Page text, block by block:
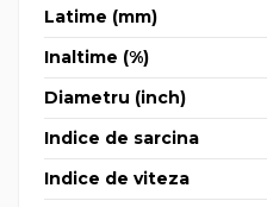
Latime (mm)
Inaltime (%)
Diametru (inch)
Indice de sarcina
Indice de viteza